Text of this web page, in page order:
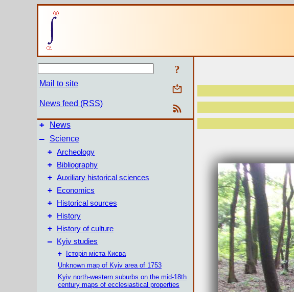
?
Mail to site
News feed (RSS)
+ News
–
Science
+ Archeology
+ Bibliography
+ Auxiliary historical sciences
+ Economics
+ Historical sources
+ History
+ History of culture
– Kyiv studies
+
Історія міста Києва
Unknown map of Kyiv area of 1753
Kyiv north-western suburbs on the mid-18th
century maps of ecclesiastical properties